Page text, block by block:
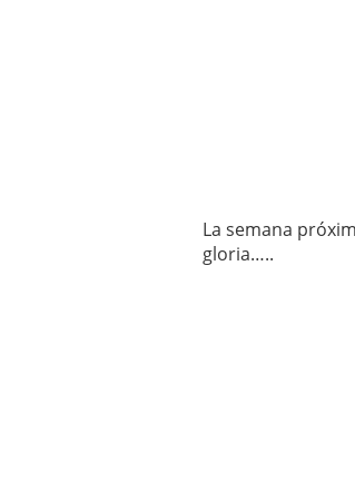
La semana
gloria…..